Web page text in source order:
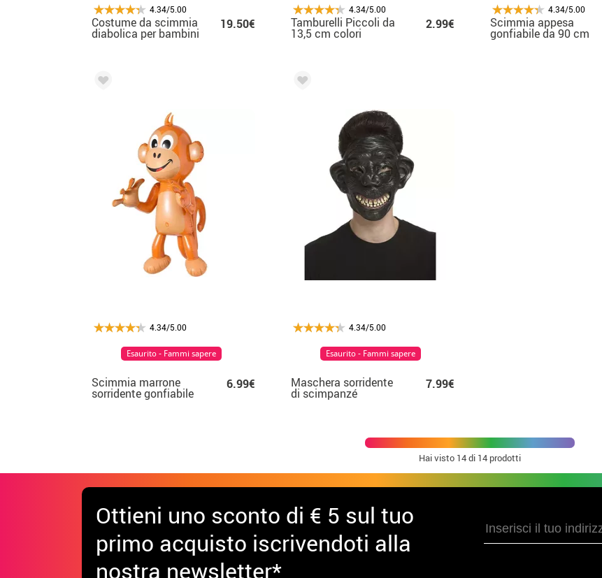
4.34/5.00
Costume da scimmia
diabolica per bambini
19.50€
4.34/5.00
Tamburelli Piccoli da
13,5 cm colori
assortiti
2.99€
4.34/5.00
Scimmia appesa
gonfiabile da 90 cm
4.34/5.00
Scimmia marrone
sorridente gonfiabile
6.99€
Esaurito - Fammi sapere
4.34/5.00
Maschera sorridente
di scimpanzé
7.99€
Esaurito - Fammi sapere
Hai visto 14di 14 prodotti
Ottieni uno sconto di € 5 sul tuo
primo acquisto iscrivendoti alla
nostra newsletter*